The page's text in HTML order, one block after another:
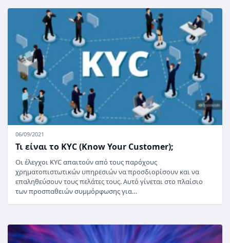
06/09/2021
Τι είναι το KYC (Know Your Customer);
Οι έλεγχοι KYC απαιτούν από τους παρόχους
χρηματοπιστωτικών υπηρεσιών να προσδιορίσουν και να
επαληθεύσουν τους πελάτες τους. Αυτό γίνεται στο πλαίσιο
των προσπαθειών συμμόρφωσης για…